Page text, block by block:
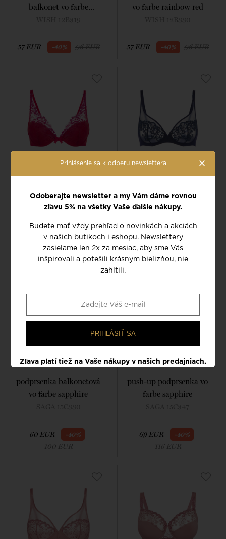
balkonet vo farbe
57 EUR -40% 96 EUR
vo farbe rainbow red
57 EUR -40% 96 EUR
vystužená vo farbe
rainbow red
WISH 12B347
60 EUR -40%
100 EUR
balkonet vo farbe
sapphire
SAGA 15C319
62 EUR -40%
104 EUR
podprsenka balkonetová
vo farbe sapphire
60 EUR -40%
100 EUR
push-up podprsenka vo
farbe sapphire
69 EUR -40%
116 EUR
Prihlásenie sa k odberu newslettera ×
Odoberajte newsletter a my Vám dáme rovnou
zľavu 5% na všetky Vaše ďalšie nákupy.
Budete mať vždy prehľad o novinkách a akciách
v našich butikoch i eshopu. Newslettery
zasielame len 2x za mesiac, aby sme Vás
inšpirovali a potešili krásnym bielizňou, nie
zahltili.
PRIHLÁSIŤ SA
Zľava platí tiež na Vaše nákupy v našich predajniach.